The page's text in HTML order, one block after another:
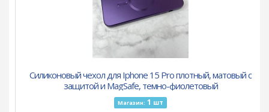
Силиконовый чехол для Iphone 15 Pro плотный, матовый с
защитой и MagSafe, темно-фиолетовый
Магазин: 1 шт